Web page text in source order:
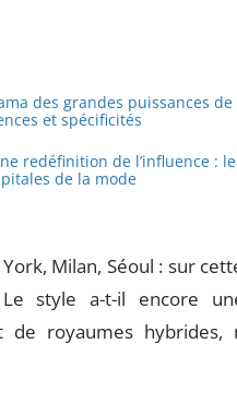
des grandes puissances
et spécificités
redéfinition de l’influence :
de la mode
Milan, Séoul : sur
Le style a-t-il encore
de royaumes hybrides,